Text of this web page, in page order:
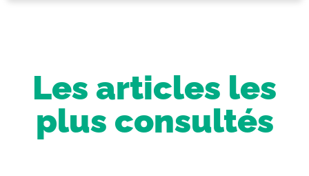
Les articles les
plus consultés